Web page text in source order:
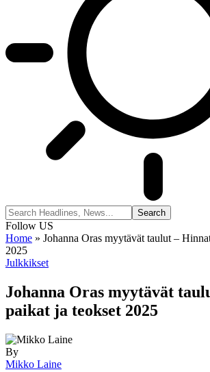
Follow US
Home » Johanna Oras myytävät taulut –
2025
Julkkikset
Johanna Oras myytävät
paikat ja teokset 2025
By
Mikko Laine